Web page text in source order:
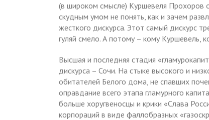
(в широком смысле) Куршевеля Прохоров
скудным умом не понять, как и зачем
жесткого дискурса. Этот самый дискурс
гуляй смело. А потому – кому Куршевель,
Высшая и последняя стадия
дискурса – Сочи. На стыке высокого и
обитателей Белого дома, не спавших
оправдание всего этапа гламурного
больше хоругвеносцы и крики «Слава
корпораций в виде фаллобразных